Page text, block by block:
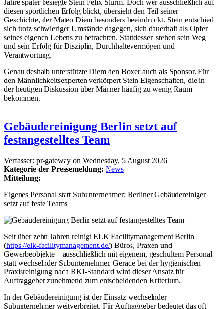
Jahre später besiegte Stein Felix Sturm. Doch wer ausschließlich auf
diesen sportlichen Erfolg blickt, übersieht den Teil seiner
Geschichte, der Mateo Diem besonders beeindruckt. Stein entschied
sich trotz schwieriger Umstände dagegen, sich dauerhaft als Opfer
seines eigenen Lebens zu betrachten. Stattdessen stehen sein Weg
und sein Erfolg für Disziplin, Durchhaltevermögen und
Verantwortung.
Genau deshalb unterstützte Diem den Boxer auch als Sponsor. Für
den Männlichkeitsexperten verkörpert Stein Eigenschaften, die in
der heutigen Diskussion über Männer häufig zu wenig Raum
bekommen.
Gebäudereinigung Berlin setzt auf
festangestelltes Team
Verfasser: pr-gateway on Wednesday, 5 August 2026
Kategorie der Pressemeldung: News
Mitteilung:
Eigenes Personal statt Subunternehmer: Berliner Gebäudereiniger
setzt auf feste Teams
Seit über zehn Jahren reinigt ELK Facilitymanagement Berlin
(https://elk-facilitymanagement.de/) Büros, Praxen und
Gewerbeobjekte – ausschließlich mit eigenem, geschultem Personal
statt wechselnder Subunternehmer. Gerade bei der hygienischen
Praxisreinigung nach RKI-Standard wird dieser Ansatz für
Auftraggeber zunehmend zum entscheidenden Kriterium.
In der Gebäudereinigung ist der Einsatz wechselnder
Subunternehmer weitverbreitet. Für Auftraggeber bedeutet das oft